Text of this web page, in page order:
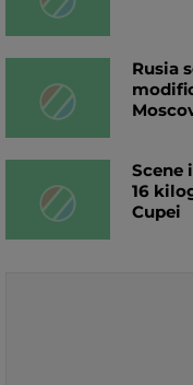
Rusia
Scene
16
Cupei